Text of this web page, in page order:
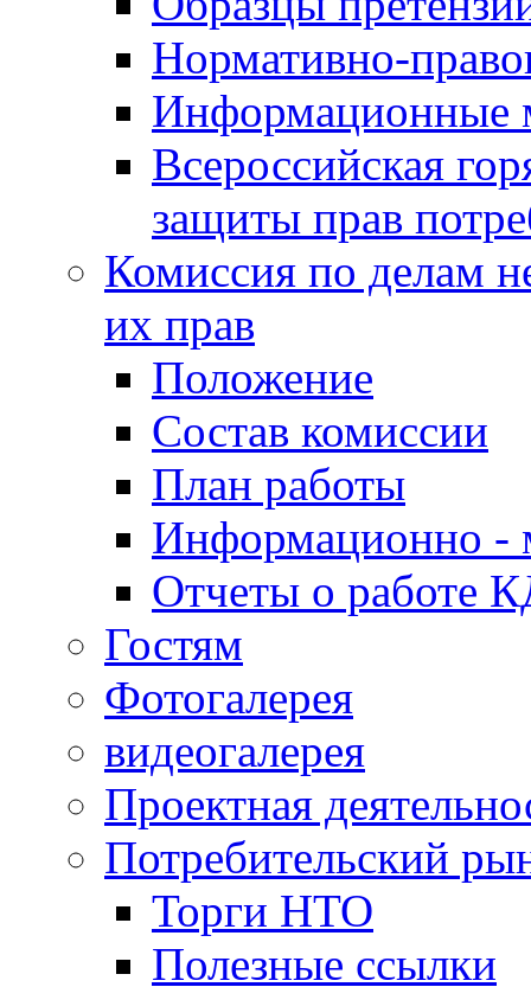
Нормативно-
Информационные
Всероссийская
защиты прав
Комиссия по делам
их прав
Положение
Состав комиссии
План работы
Информационно -
Отчеты о работе
Гостям
Фотогалерея
видеогалерея
Проектная
Потребительский
Торги НТО
Полезные ссылки